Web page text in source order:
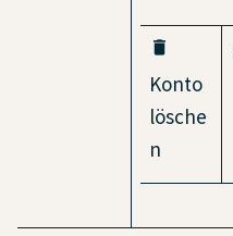
delete
Konto
lösche
n